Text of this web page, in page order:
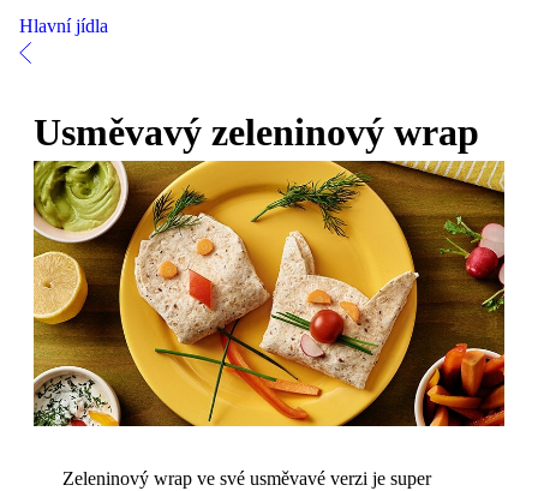
Hlavní jídla
Usměvavý zeleninový wrap
Zeleninový wrap ve své usměvavé verzi je super